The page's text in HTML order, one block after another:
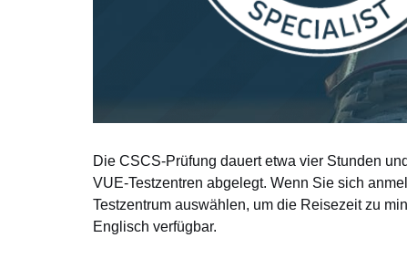
Die CSCS-Prüfung dauert etwa vier Stunden
VUE-Testzentren abgelegt. Wenn Sie sich
Testzentrum auswählen, um die Reisezeit zu
Englisch verfügbar.